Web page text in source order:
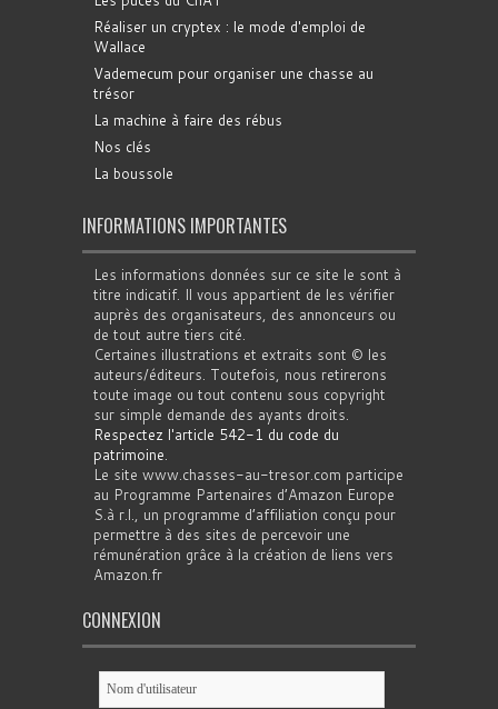
Réaliser un cryptex : le mode d'emploi de
Wallace
Vademecum pour organiser une chasse au
trésor
La machine à faire des rébus
Nos clés
La boussole
INFORMATIONS IMPORTANTES
Les informations données sur ce site le sont à
titre indicatif. Il vous appartient de les vérifier
auprès des organisateurs, des annonceurs ou
de tout autre tiers cité.
Certaines illustrations et extraits sont © les
auteurs/éditeurs. Toutefois, nous retirerons
toute image ou tout contenu sous copyright
sur simple demande des ayants droits.
Respectez l'article 542-1 du code du
patrimoine.
Le site www.chasses-au-tresor.com participe
au Programme Partenaires d’Amazon Europe
S.à r.l., un programme d’affiliation conçu pour
permettre à des sites de percevoir une
rémunération grâce à la création de liens vers
Amazon.fr
CONNEXION